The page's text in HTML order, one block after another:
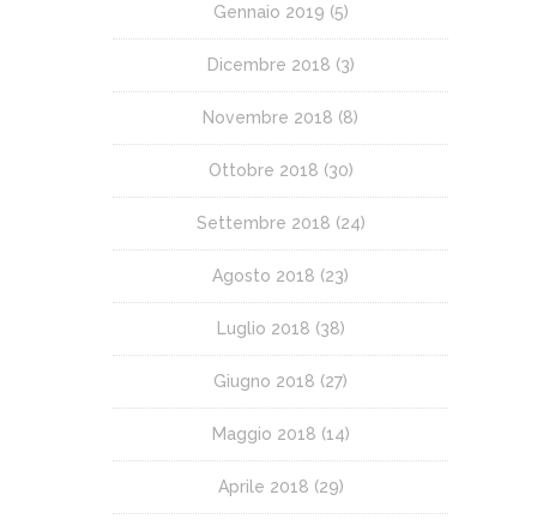
Gennaio 2019 (5)
Dicembre 2018 (3)
Novembre 2018 (8)
Ottobre 2018 (30)
Settembre 2018 (24)
Agosto 2018 (23)
Luglio 2018 (38)
Giugno 2018 (27)
Maggio 2018 (14)
Aprile 2018 (29)